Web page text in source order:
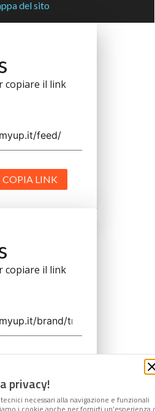
privacy!
necessari alla navigazione e funzionali
del sito
copiare il link
COPIA LINK
copiare il link